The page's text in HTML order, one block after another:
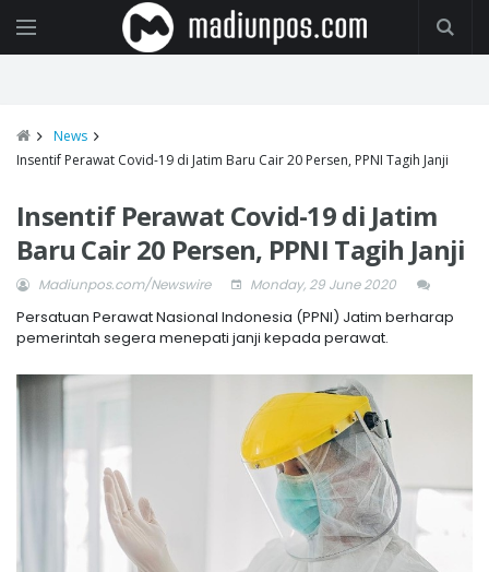
News
Insentif Perawat Covid-19 di Jatim Baru Cair 20 Persen, PPNI Tagih Janji
Insentif Perawat Covid-19 di Jatim
Baru Cair 20 Persen, PPNI Tagih Janji
Madiunpos.com/Newswire Monday, 29 June 2020
Persatuan Perawat Nasional Indonesia (PPNI) Jatim berharap
pemerintah segera menepati janji kepada perawat.